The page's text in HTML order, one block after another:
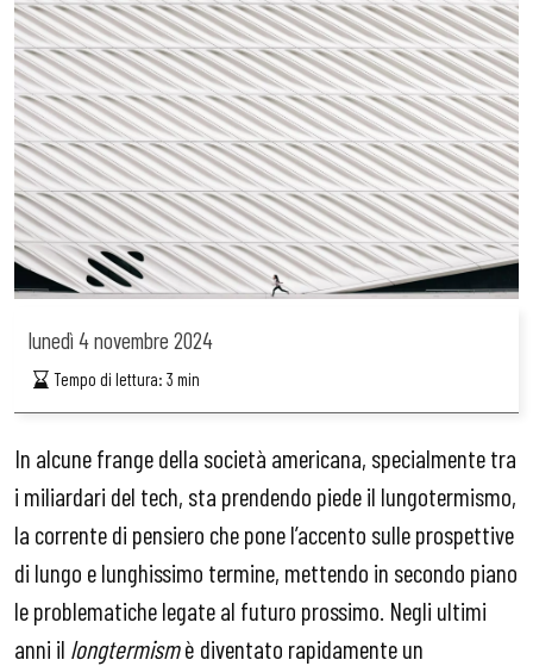
lunedì 4 novembre 2024
Tempo di lettura:3 min
In alcune frange della società americana, specialmente tra
i miliardari del tech, sta prendendo piede il lungotermismo,
la corrente di pensiero che pone l’accento sulle prospettive
di lungo e lunghissimo termine, mettendo in secondo piano
le problematiche legate al futuro prossimo. Negli ultimi
anni il longtermismè diventato rapidamente un